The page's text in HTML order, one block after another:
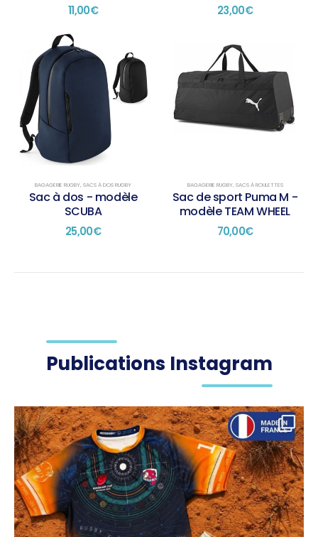
11,00€ 23,00€
BAGAGERIE RUGBY, SACS À DOS RUGBY
Sac à dos - modèle
SCUBA
25,00€
BAGAGERIE RUGBY, SACS À ROULETTES
Sac de sport Puma M -
modèle TEAM WHEEL
70,00€
Publications Instagram